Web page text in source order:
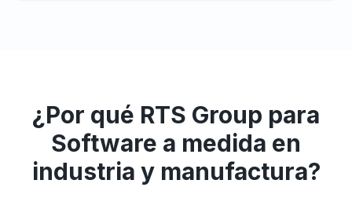
¿Por qué RTS Group para
Software a medida en
industria y manufactura?